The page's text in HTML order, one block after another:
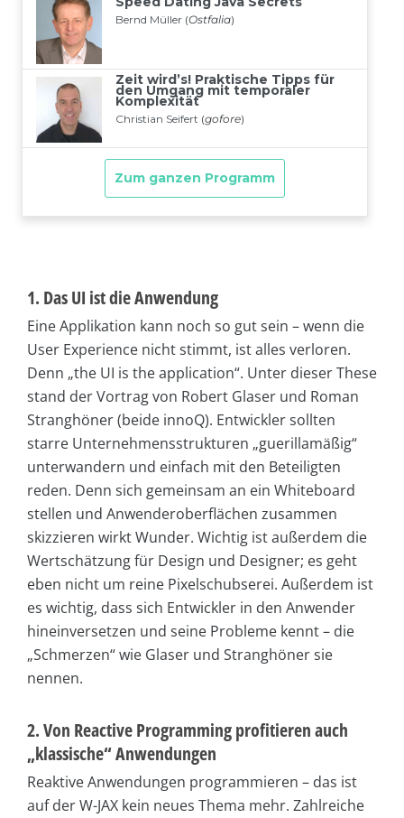
1. Das UI ist die Anwendung
Eine Applikation kann noch so gut sein – wenn die
User Experience nicht stimmt, ist alles verloren.
Denn „the UI is the application“. Unter dieser These
stand der Vortrag von Robert Glaser und Roman
Stranghöner (beide innoQ). Entwickler sollten
starre Unternehmensstrukturen „guerillamäßig“
unterwandern und einfach mit den Beteiligten
reden. Denn sich gemeinsam an ein Whiteboard
stellen und Anwenderoberflächen zusammen
skizzieren wirkt Wunder. Wichtig ist außerdem die
Wertschätzung für Design und Designer; es geht
eben nicht um reine Pixelschubserei. Außerdem ist
es wichtig, dass sich Entwickler in den Anwender
hineinversetzen und seine Probleme kennt – die
„Schmerzen“ wie Glaser und Stranghöner sie
nennen.
2. Von Reactive Programming profitieren auch
„klassische“ Anwendungen
Reaktive Anwendungen programmieren – das ist
auf der W-JAX kein neues Thema mehr. Zahlreiche